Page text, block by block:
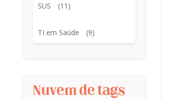
SUS (11)
TI em Saúde (9)
Nuvem de tags